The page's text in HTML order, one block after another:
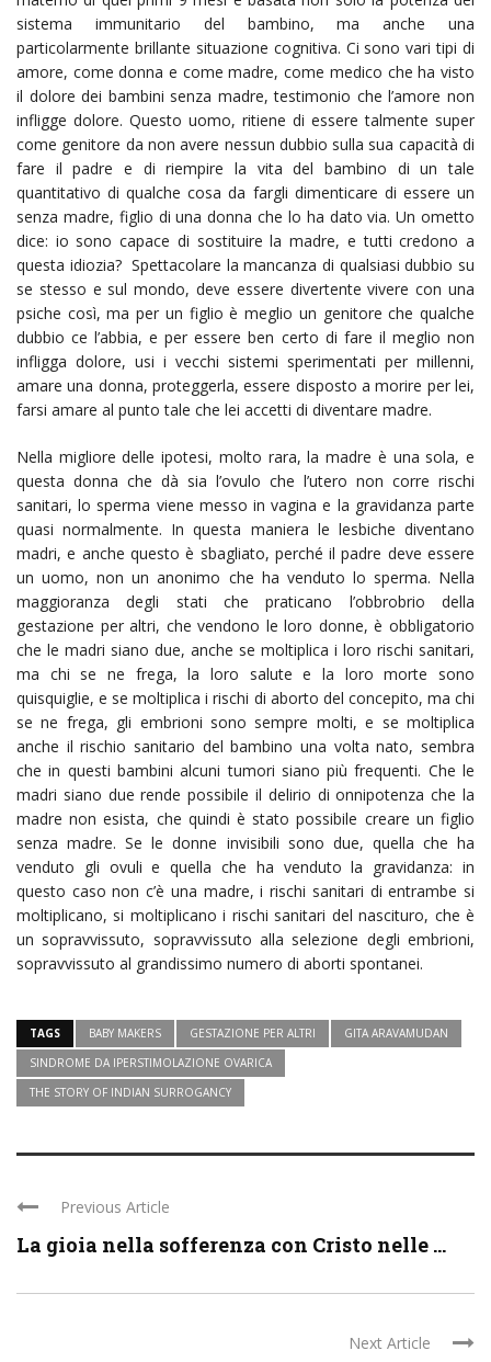
sistema immunitario del bambino, ma anche una
particolarmente brillante situazione cognitiva. Ci sono vari tipi di
amore, come donna e come madre, come medico che ha visto
il dolore dei bambini senza madre, testimonio che l’amore non
infligge dolore. Questo uomo, ritiene di essere talmente super
come genitore da non avere nessun dubbio sulla sua capacità di
fare il padre e di riempire la vita del bambino di un tale
quantitativo di qualche cosa da fargli dimenticare di essere un
senza madre, figlio di una donna che lo ha dato via. Un ometto
dice: io sono capace di sostituire la madre, e tutti credono a
questa idiozia? Spettacolare la mancanza di qualsiasi dubbio su
se stesso e sul mondo, deve essere divertente vivere con una
psiche così, ma per un figlio è meglio un genitore che qualche
dubbio ce l’abbia, e per essere ben certo di fare il meglio non
infligga dolore, usi i vecchi sistemi sperimentati per millenni,
amare una donna, proteggerla, essere disposto a morire per lei,
farsi amare al punto tale che lei accetti di diventare madre.
Nella migliore delle ipotesi, molto rara, la madre è una sola, e
questa donna che dà sia l’ovulo che l’utero non corre rischi
sanitari, lo sperma viene messo in vagina e la gravidanza parte
quasi normalmente. In questa maniera le lesbiche diventano
madri, e anche questo è sbagliato, perché il padre deve essere
un uomo, non un anonimo che ha venduto lo sperma. Nella
maggioranza degli stati che praticano l’obbrobrio della
gestazione per altri, che vendono le loro donne, è obbligatorio
che le madri siano due, anche se moltiplica i loro rischi sanitari,
ma chi se ne frega, la loro salute e la loro morte sono
quisquiglie, e se moltiplica i rischi di aborto del concepito, ma chi
se ne frega, gli embrioni sono sempre molti, e se moltiplica
anche il rischio sanitario del bambino una volta nato, sembra
che in questi bambini alcuni tumori siano più frequenti. Che le
madri siano due rende possibile il delirio di onnipotenza che la
madre non esista, che quindi è stato possibile creare un figlio
senza madre. Se le donne invisibili sono due, quella che ha
venduto gli ovuli e quella che ha venduto la gravidanza: in
questo caso non c’è una madre, i rischi sanitari di entrambe si
moltiplicano, si moltiplicano i rischi sanitari del nascituro, che è
un sopravvissuto, sopravvissuto alla selezione degli embrioni,
sopravvissuto al grandissimo numero di aborti spontanei.
TAGS BABY MAKERS GESTAZIONE PER ALTRI
GITA ARAVAMUDAN
SINDROME DA IPERSTIMOLAZIONE OVARICA
THE STORY OF INDIAN SURROGANCY
Previous Article
La gioia nella sofferenza con Cristo nelle ...
Next Article